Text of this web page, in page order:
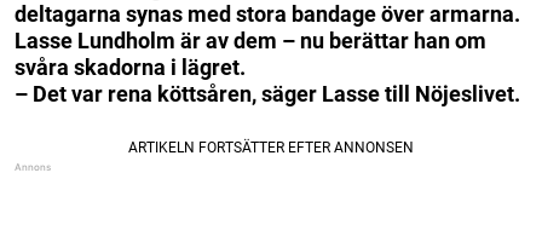
deltagarna synas med stora bandage över armarna.
Lasse Lundholm är av dem – nu berättar han om
svåra skadorna i lägret.
– Det var rena köttsåren, säger Lasse till Nöjeslivet.